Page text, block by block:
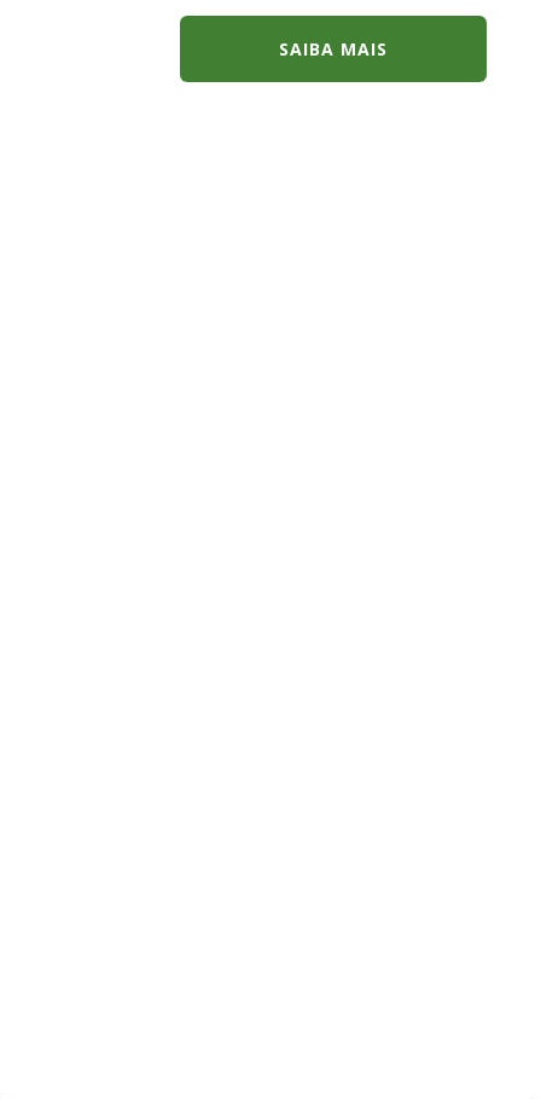
SAIBA MAIS